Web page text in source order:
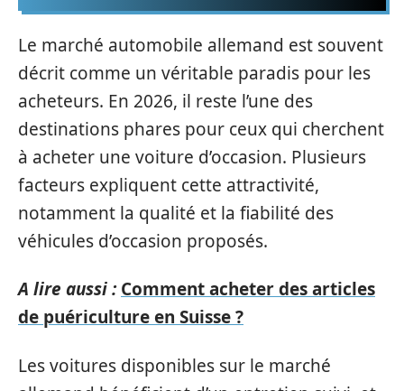
Le marché automobile allemand est souvent
décrit comme un véritable paradis pour les
acheteurs. En 2026, il reste l’une des
destinations phares pour ceux qui cherchent
à acheter une voiture d’occasion. Plusieurs
facteurs expliquent cette attractivité,
notamment la qualité et la fiabilité des
véhicules d’occasion proposés.
A lire aussi : Comment acheter des articles
de puériculture en Suisse ?
Les voitures disponibles sur le marché